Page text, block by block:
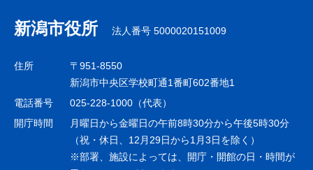
ナ
ゲ
シ
ョ
新潟市役所 法人番号 5000020151009
住所
〒951-8550
新潟市中央区学校町通1番町602番地1
電話番号
025-228-1000（代表）
開庁時間
月曜日から金曜日の午前8時30分から午後5時30分
（祝・休日、12月29日から1月3日を除く）
※部署、施設によっては、開庁・開館の日・時間が